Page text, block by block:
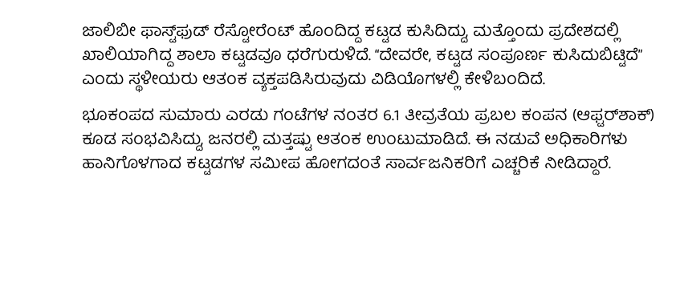
ಜಾಲಿಬೀ ಫಾಸ್ಟ್‌ಫುಡ್ ರೆಸ್ಟೋರೆಂಟ್ ಹೊಂದಿದ್ದ ಕಟ್ಟಡ ಕುಸಿದಿದ್ದು, ಮತ್ತೊಂದು ಪ್ರದೇಶದಲ್ಲಿ
ಖಾಲಿಯಾಗಿದ್ದ ಶಾಲಾ ಕಟ್ಟಡವೂ ಧರೆಗುರುಳಿದೆ. “ದೇವರೇ, ಕಟ್ಟಡ ಸಂಪೂರ್ಣ ಕುಸಿದುಬಿಟ್ಟಿದೆ”
ಎಂದು ಸ್ಥಳೀಯರು ಆತಂಕ ವ್ಯಕ್ತಪಡಿಸಿರುವುದು ವಿಡಿಯೊಗಳಲ್ಲಿ ಕೇಳಿಬಂದಿದೆ.
ಭೂಕಂಪದ ಸುಮಾರು ಎರಡು ಗಂಟೆಗಳ ನಂತರ 6.1 ತೀವ್ರತೆಯ ಪ್ರಬಲ ಕಂಪನ (ಆಫ್ಟರ್‌ಶಾಕ್)
ಕೂಡ ಸಂಭವಿಸಿದ್ದು, ಜನರಲ್ಲಿ ಮತ್ತಷ್ಟು ಆತಂಕ ಉಂಟುಮಾಡಿದೆ. ಈ ನಡುವೆ ಅಧಿಕಾರಿಗಳು
ಹಾನಿಗೊಳಗಾದ ಕಟ್ಟಡಗಳ ಸಮೀಪ ಹೋಗದಂತೆ ಸಾರ್ವಜನಿಕರಿಗೆ ಎಚ್ಚರಿಕೆ ನೀಡಿದ್ದಾರೆ.